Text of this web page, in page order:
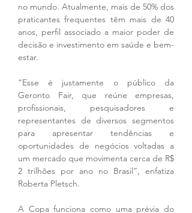
no mundo. Atualmente, mais de 50% dos
praticantes frequentes têm mais de 40
anos, perfil associado a maior poder de
decisão e investimento em saúde e bem-
estar.
“Esse é justamente o público da
Geronto Fair, que reúne empresas,
profissionais, pesquisadores e
representantes de diversos segmentos
para apresentar tendências e
oportunidades de negócios voltadas a
um mercado que movimenta cerca de R$
2 trilhões por ano no Brasil”, enfatiza
Roberta Pletsch.
A Copa funciona como uma prévia do